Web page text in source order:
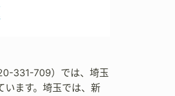
331-709）では、埼玉
います。埼玉では、新